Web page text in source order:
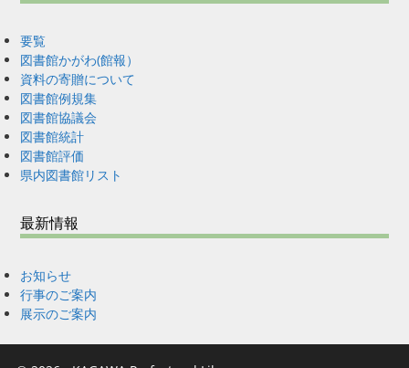
要覧
図書館かがわ(館報）
資料の寄贈について
図書館例規集
図書館協議会
図書館統計
図書館評価
県内図書館リスト
最新情報
お知らせ
行事のご案内
展示のご案内